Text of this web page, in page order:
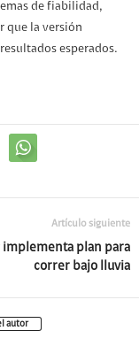
de fiabilidad,
que la versión
esperados.
Artículo siguiente
implementa plan para
correr bajo lluvia
autor